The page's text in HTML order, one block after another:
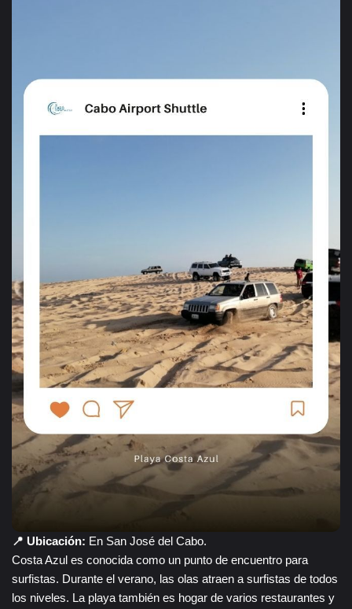
📍 Ubicación: En San José del Cabo.
Costa Azul es conocida como un punto de encuentro para
surfistas. Durante el verano, las olas atraen a surfistas de todos
los niveles. La playa también es hogar de varios restaurantes y